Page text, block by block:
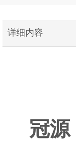
详细内容
冠